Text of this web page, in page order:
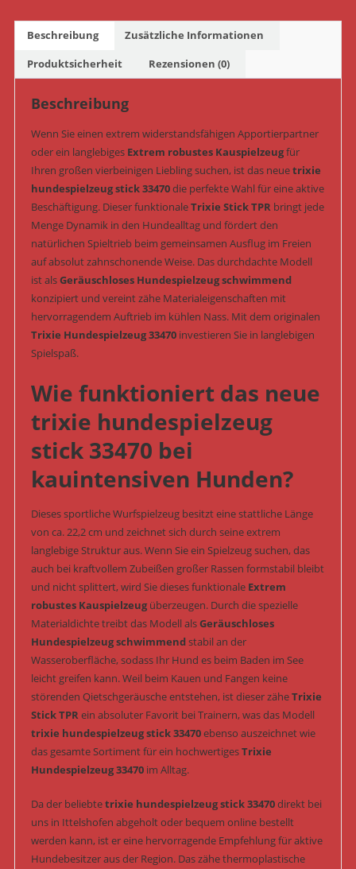
XL
geräuschlos
22,2
33470)
Menge
Beschreibung
Zusätzliche Informationen
Produktsicherheit
Rezensionen (0)
Beschreibung
Wenn Sie einen extrem widerstandsfähigen Apportierpartner
oder ein langlebiges Extrem robustes Kauspielzeugfür
Ihren großen vierbeinigen Liebling suchen, ist das neuetrixie
hundespielzeug stick 33470die perfekte Wahl für eine aktive
Beschäftigung. Dieser funktionaleTrixie Stick TPRbringt jede
Menge Dynamik in den Hundealltag und fördert den
natürlichen Spieltrieb beim gemeinsamen Ausflug im Freien
auf absolut zahnschonende Weise. Das durchdachte Modell
ist alsGeräuschloses Hundespielzeug schwimmend
konzipiert und vereint zähe Materialeigenschaften mit
hervorragendem Auftrieb im kühlen Nass. Mit dem originalen
Trixie Hundespielzeug 33470investieren Sie in langlebigen
Spielspaß.
Wie funktioniert das neue
trixie hundespielzeug
stick 33470 bei
kauintensiven Hunden?
Dieses sportliche Wurfspielzeug besitzt eine stattliche Länge
von ca. 22,2 cm und zeichnet sich durch seine extrem
langlebige Struktur aus. Wenn Sie ein Spielzeug suchen, das
auch bei kraftvollem Zubeißen großer Rassen formstabil bleibt
und nicht splittert, wird Sie dieses funktionale Extrem
robustes Kauspielzeugüberzeugen. Durch die spezielle
Materialdichte treibt das Modell alsGeräuschloses
Hundespielzeug schwimmendstabil an der
Wasseroberfläche, sodass Ihr Hund es beim Baden im See
leicht greifen kann. Weil beim Kauen und Fangen keine
störenden Qietschgeräusche entstehen, ist dieser zäheTrixie
Stick TPRein absoluter Favorit bei Trainern, was das Modell
trixie hundespielzeug stick 33470ebenso auszeichnet wie
das gesamte Sortiment für ein hochwertigesTrixie
Hundespielzeug 33470im Alltag.
Da der beliebtetrixie hundespielzeug stick 33470direkt bei
uns in Ittelshofen abgeholt oder bequem online bestellt
werden kann, ist er eine hervorragende Empfehlung für aktive
Hundebesitzer aus der Region. Das zähe thermoplastische